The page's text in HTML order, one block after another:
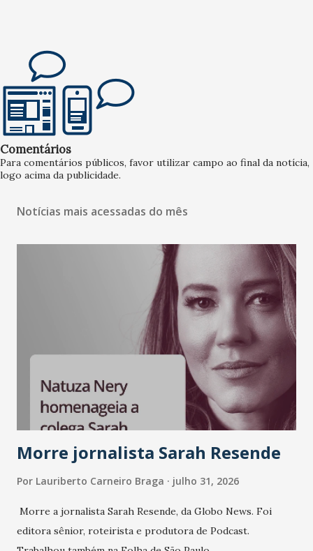
Comentários
Para comentários públicos, favor utilizar campo ao final da notícia,
logo acima da publicidade.
Notícias mais acessadas do mês
Morre jornalista Sarah Resende
Por Lauriberto Carneiro Braga julho 31, 2026
Morre a jornalista Sarah Resende, da Globo News. Foi
editora sênior, roteirista e produtora de Podcast.